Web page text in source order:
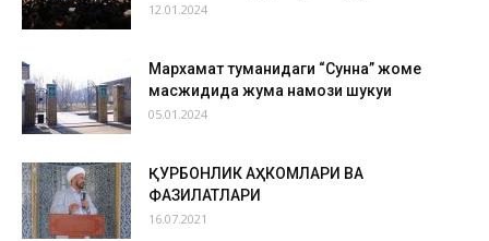
12.01.2024
Мархамат туманидаги “Сунна” жоме
масжидида жума намози шукуҳи
05.01.2024
ҚУРБОНЛИК АҲКОМЛАРИ ВА
ФАЗИЛАТЛАРИ
16.07.2021